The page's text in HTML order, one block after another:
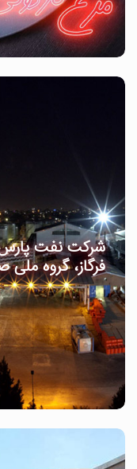
شرکت نفت
فرگاز، گروه ملی